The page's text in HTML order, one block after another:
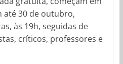
até 30 de outubro,
às 19h, seguidas de
críticos, professores e